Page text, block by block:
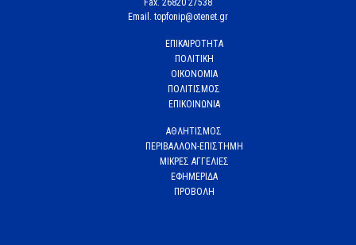
Fax. 26820 27538
Email. topfonip@otenet.gr
ΕΠΙΚΑΙΡΟΤΗΤΑ
ΠΟΛΙΤΙΚΗ
ΟΙΚΟΝΟΜΙΑ
ΠΟΛΙΤΙΣΜΟΣ
ΕΠΙΚΟΙΝΩΝΙΑ
ΑΘΛΗΤΙΣΜΟΣ
ΠΕΡΙΒΑΛΛΟΝ-ΕΠΙΣΤΗΜΗ
ΜΙΚΡΕΣ ΑΓΓΕΛΙΕΣ
ΕΦΗΜΕΡΙΔΑ
ΠΡΟΒΟΛΗ